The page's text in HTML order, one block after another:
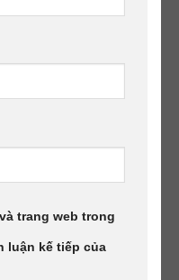
trang web trong
luận kế tiếp của